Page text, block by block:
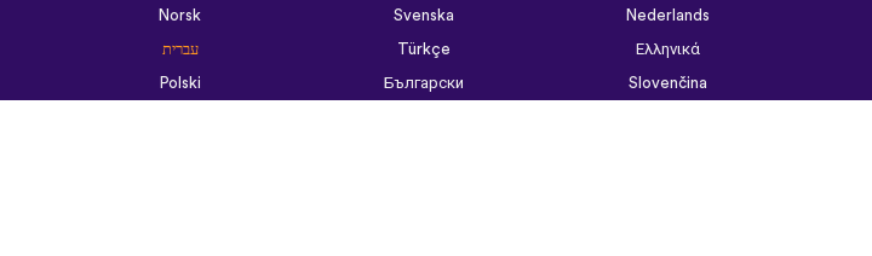
Slovenčina
Български
Polski
ไทย
Tiếng Việt
한국어
Монгол